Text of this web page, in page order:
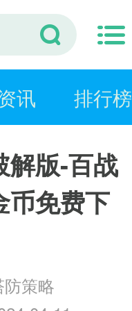
讯 排行榜
解版-百战
币免费下
策略